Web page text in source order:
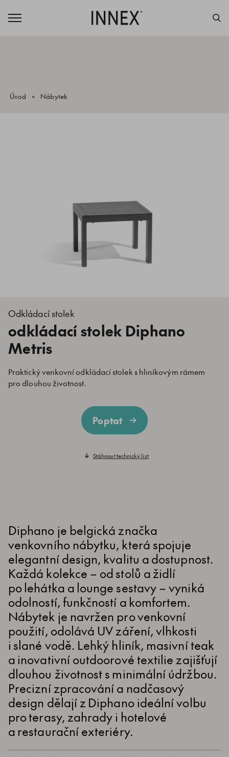
Úvod Nábytek
Odkládací stolek
odkládací stolek Diphano
Metris
Praktický venkovní odkládací stolek s hliníkovým rámem
pro dlouhou životnost.
Poptat
Stáhnout technický list
Diphano je belgická značka
venkovního nábytku, která spojuje
elegantní design, kvalitu a dostupnost.
Každá kolekce – od stolů a židlí
po lehátka a lounge sestavy – vyniká
odolností, funkčností a komfortem.
Nábytek je navržen pro venkovní
použití, odolává UV záření, vlhkosti
i slané vodě. Lehký hliník, masivní teak
a inovativní outdoorové textilie zajišťují
dlouhou životnost s minimální údržbou.
Precizní zpracování a nadčasový
design dělají z Diphano ideální volbu
pro terasy, zahrady i hotelové
a restaurační exteriéry.